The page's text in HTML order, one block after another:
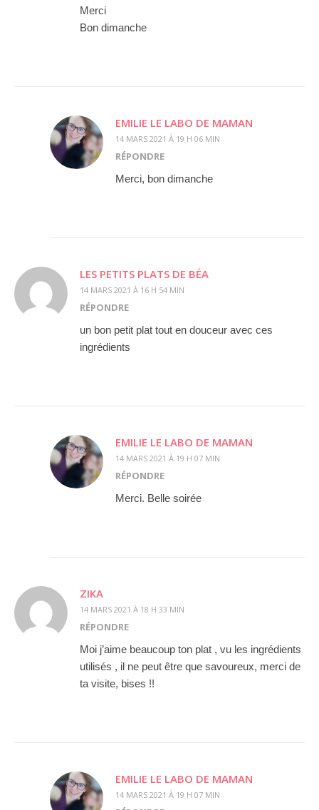
Merci
Bon dimanche
EMILIE LE LABO DE MAMAN
14 MARS 2021 À 19 H 06 MIN
RÉPONDRE
Merci, bon dimanche
LES PETITS PLATS DE BÉA
14 MARS 2021 À 16 H 54 MIN
RÉPONDRE
un bon petit plat tout en douceur avec ces
ingrédients
EMILIE LE LABO DE MAMAN
14 MARS 2021 À 19 H 07 MIN
RÉPONDRE
Merci. Belle soirée
ZIKA
14 MARS 2021 À 18 H 33 MIN
RÉPONDRE
Moi j’aime beaucoup ton plat , vu les ingrédients
utilisés , il ne peut être que savoureux, merci de
ta visite, bises !!
EMILIE LE LABO DE MAMAN
14 MARS 2021 À 19 H 07 MIN